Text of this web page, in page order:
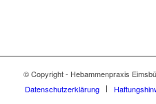
© Copyright - Hebammenpraxis
Datenschutzerklärung